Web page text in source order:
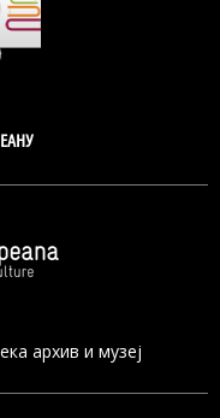
архив и музеј